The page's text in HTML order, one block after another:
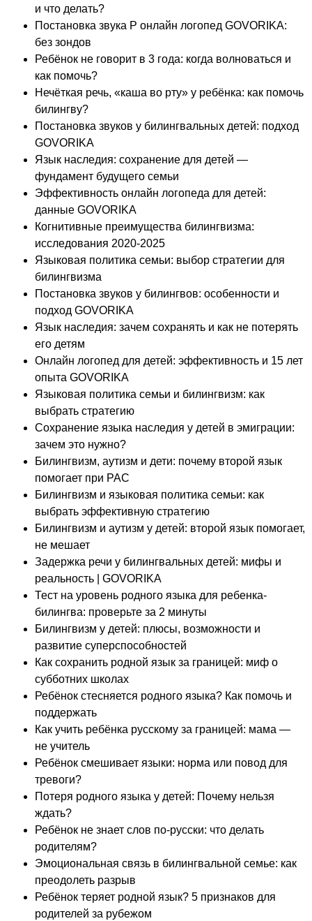
и что делать?
Постановка звука Р онлайн логопед GOVORIKA:
без зондов
Ребёнок не говорит в 3 года: когда волноваться и
как помочь?
Нечёткая речь, «каша во рту» у ребёнка: как помочь
билингву?
Постановка звуков у билингвальных детей: подход
GOVORIKA
Язык наследия: сохранение для детей —
фундамент будущего семьи
Эффективность онлайн логопеда для детей:
данные GOVORIKA
Когнитивные преимущества билингвизма:
исследования 2020-2025
Языковая политика семьи: выбор стратегии для
билингвизма
Постановка звуков у билингвов: особенности и
подход GOVORIKA
Язык наследия: зачем сохранять и как не потерять
его детям
Онлайн логопед для детей: эффективность и 15 лет
опыта GOVORIKA
Языковая политика семьи и билингвизм: как
выбрать стратегию
Сохранение языка наследия у детей в эмиграции:
зачем это нужно?
Билингвизм, аутизм и дети: почему второй язык
помогает при РАС
Билингвизм и языковая политика семьи: как
выбрать эффективную стратегию
Билингвизм и аутизм у детей: второй язык помогает,
не мешает
Задержка речи у билингвальных детей: мифы и
реальность | GOVORIKA
Тест на уровень родного языка для ребенка-
билингва: проверьте за 2 минуты
Билингвизм у детей: плюсы, возможности и
развитие суперспособностей
Как сохранить родной язык за границей: миф о
субботних школах
Ребёнок стесняется родного языка? Как помочь и
поддержать
Как учить ребёнка русскому за границей: мама —
не учитель
Ребёнок смешивает языки: норма или повод для
тревоги?
Потеря родного языка у детей: Почему нельзя
ждать?
Ребёнок не знает слов по-русски: что делать
родителям?
Эмоциональная связь в билингвальной семье: как
преодолеть разрыв
Ребёнок теряет родной язык? 5 признаков для
родителей за рубежом